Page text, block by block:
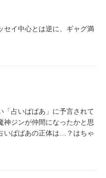
セイ中心とは逆に、ギャグ満
「占いばばあ」に予言されて
神ジンが仲間になったかと思
いばばあの正体は…？はちゃ